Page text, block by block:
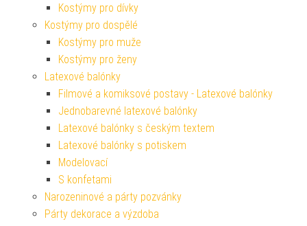
Kostýmy pro dívky
Kostýmy pro dospělé
Kostýmy pro muže
Kostýmy pro ženy
Latexové balónky
Filmové a komiksové postavy - Latexové balónky
Jednobarevné latexové balónky
Latexové balónky s českým textem
Latexové balónky s potiskem
Modelovací
S konfetami
Narozeninové a párty pozvánky
Párty dekorace a výzdoba